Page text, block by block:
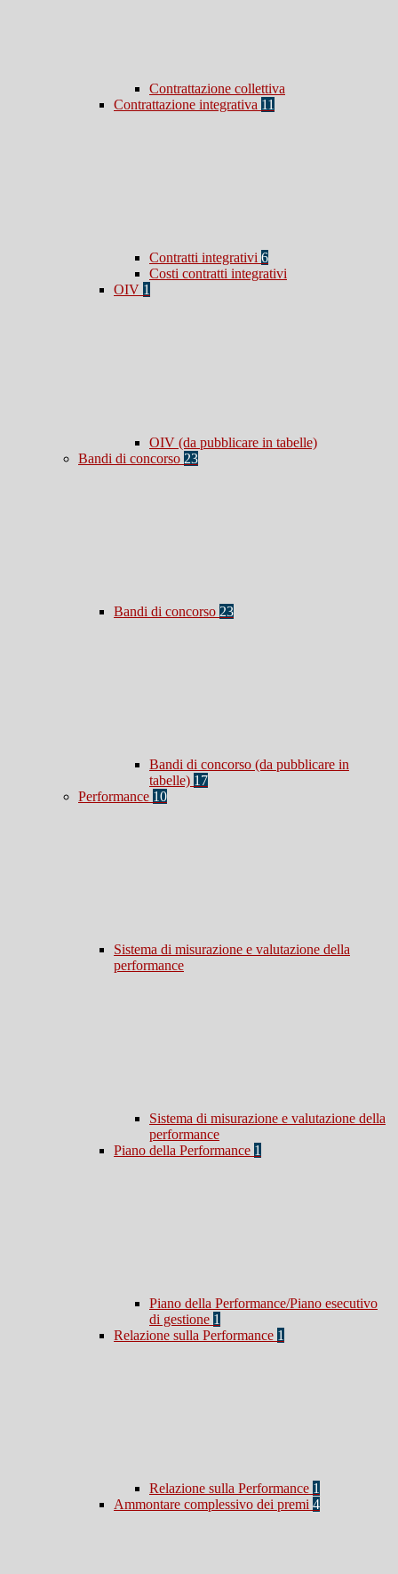
Contrattazione collettiva
Contrattazione integrativa 11
Contratti integrativi 6
Costi contratti integrativi
OIV 1
OIV (da pubblicare in tabelle)
Bandi di concorso 23
Bandi di concorso 23
Bandi di concorso (da pubblicare in
tabelle) 17
Performance 10
Sistema di misurazione e valutazione della
performance
Sistema di misurazione e valutazione della
performance
Piano della Performance 1
Piano della Performance/Piano esecutivo
di gestione 1
Relazione sulla Performance 1
Relazione sulla Performance 1
Ammontare complessivo dei premi 4